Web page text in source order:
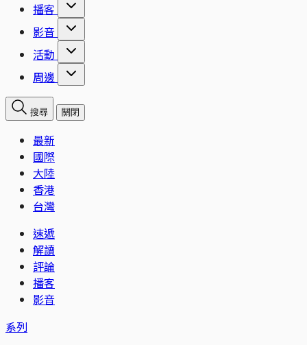
播客
影音
活動
周邊
搜尋 關閉
最新
國際
大陸
香港
台灣
速遞
解讀
評論
播客
影音
系列